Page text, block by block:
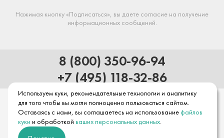
Используем куки, рекомендательные технологии и аналитику
для того чтобы вы могли полноценно пользоваться сайтом.
Оставаясь с нами, вы соглашаетесь на использование файлов
куки и обработкой ваших персональных данных.
Нажимая кнопку «Подписаться», вы даете согласие на получение
информационных сообщений.
8 (800) 350-96-94
+7 (495) 118-32-86